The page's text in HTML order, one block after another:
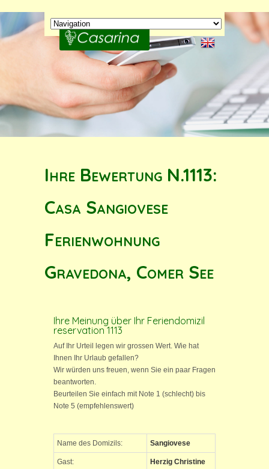
Ihre Bewertung N.1113:
Casa Sangiovese
Ferienwohnung
Gravedona, Comer See
Ihre Meinung über Ihr Feriendomizil
reservation 1113
Auf Ihr Urteil legen wir grossen Wert. Wie hat
Ihnen Ihr Urlaub gefallen?
Wir würden uns freuen, wenn Sie ein paar Fragen
beantworten.
Beurteilen Sie einfach mit Note 1 (schlecht) bis
Note 5 (empfehlenswert)
Name des Domizils: Sangiovese
Gast:
Herzig Christine